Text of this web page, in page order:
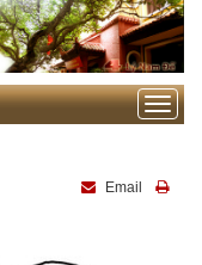
Toggle
Email